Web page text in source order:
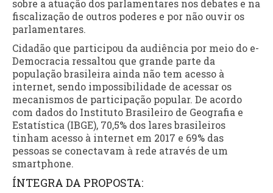
sobre a atuação dos parlamentares nos debates e na
fiscalização de outros poderes e por não ouvir os
parlamentares.
Cidadão que participou da audiência por meio do e-
Democracia ressaltou que grande parte da
população brasileira ainda não tem acesso à
internet, sendo impossibilidade de acessar os
mecanismos de participação popular. De acordo
com dados do Instituto Brasileiro de Geografia e
Estatística (IBGE), 70,5% dos lares brasileiros
tinham acesso à internet em 2017 e 69% das
pessoas se conectavam à rede através de um
smartphone.
ÍNTEGRA DA PROPOSTA: